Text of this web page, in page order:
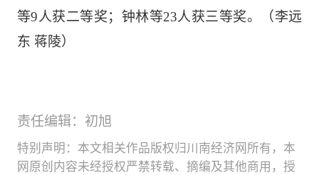
等9人获二等奖；钟林等23人获三等奖。（李远
东 蒋陵）
责任编辑：初旭
特别声明：本文相关作品版权归川南经济网所有，本
网原创内容未经授权严禁转载、摘编及其他商用，授